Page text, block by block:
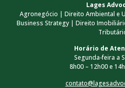
Lages
Agronegócio | Direito Ambiental e
Business Strategy | Direito
Horário de
Segunda-feira a
8h00 – 12h00 e